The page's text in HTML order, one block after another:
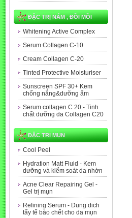
ĐẶC TRỊ NÁM , ĐỒI MỒI
Whitening Active Complex
Serum Collagen C-10
Cream Collagen C-20
Tinted Protective Moisturiser
Sunscreen SPF 30+ Kem
chống nắng&dưỡng ẩm
Serum collagen C 20 - Tinh
chất dưỡng da Collagen C20
ĐẶC TRỊ MỤN
Cool Peel
Hydration Matt Fluid - Kem
dưỡng và kiểm soát da nhờn
Acne Clear Repairing Gel -
Gel trị mụn
Refining Serum - Dung dich
tẩy tế bào chết cho da mụn